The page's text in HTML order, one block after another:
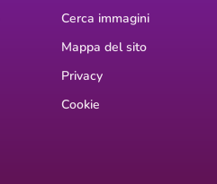
Cerca immagini
Mappa del sito
Privacy
Cookie